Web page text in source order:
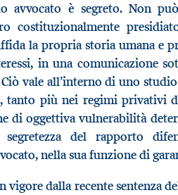
è segreto. Non può
costituzionalmente
la propria storia umana e
in una comunicazione
vale all’interno di uno
tanto più nei regimi privativi
di oggettiva vulnerabilità
del rapporto
nella sua funzione di
dalla recente sentenza